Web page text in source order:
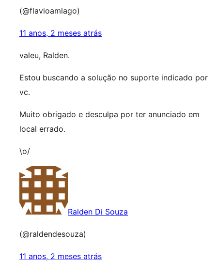
(@flavioamlago)
11 anos, 2 meses atrás
valeu, Ralden.
Estou buscando a solução no suporte indicado por
vc.
Muito obrigado e desculpa por ter anunciado em
local errado.
\o/
Ralden Di Souza
(@raldendesouza)
11 anos, 2 meses atrás